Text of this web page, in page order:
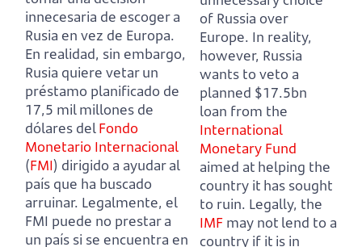
innecesaria de escoger a
Rusia en vez de Europa.
En realidad, sin embargo,
Rusia quiere vetar un
préstamo planificado de
17,5 mil millones de
dólares delFondo
Monetario Internacional
(FMI) dirigido a ayudar al
país que ha buscado
arruinar. Legalmente, el
FMI puede no prestar a
un país si se encuentra en
of Russia over
Europe. In reality,
however, Russia
wants to veto a
planned $17.5bn
loan from the
International
Monetary Fund
aimed at helping the
country it has sought
to ruin. Legally, the
IMF may not lend to a
country if it is in